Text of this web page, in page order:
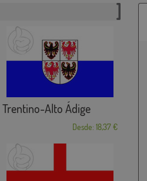
Trentino-Alto Ádige
Desde: 18,37 €